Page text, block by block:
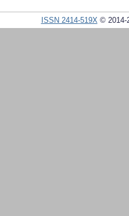
ISSN 2414-519X© 2014-